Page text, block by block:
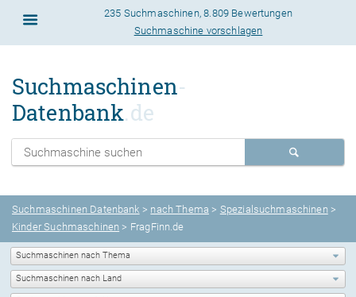
235 Suchmaschinen,8.809 Bewertungen
Suchmaschine vorschlagen
Suchmaschinen-
Datenbank.de
Suchmaschinen Datenbank > nach Thema > Spezialsuchmaschinen >
Kinder Suchmaschinen > FragFinn.de